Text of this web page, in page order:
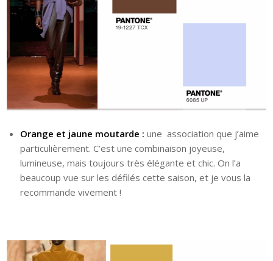
Orange et jaune moutarde :une association que j’aime
particulièrement. C’est une combinaison joyeuse,
lumineuse, mais toujours très élégante et chic. On l’a
beaucoup vue sur les défilés cette saison, et je vous la
recommande vivement !